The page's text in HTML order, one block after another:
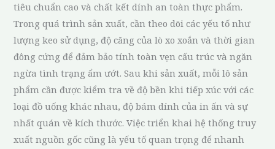
tiêu chuẩn cao và chất kết dính an toàn thực phẩm.
Trong quá trình sản xuất, cần theo dõi các yếu tố như
lượng keo sử dụng, độ căng của lò xo xoắn và thời gian
đông cứng để đảm bảo tính toàn vẹn cấu trúc và ngăn
ngừa tình trạng ẩm ướt. Sau khi sản xuất, mỗi lô sản
phẩm cần được kiểm tra về độ bền khi tiếp xúc với các
loại đồ uống khác nhau, độ bám dính của in ấn và sự
nhất quán về kích thước. Việc triển khai hệ thống truy
xuất nguồn gốc cũng là yếu tố quan trọng để nhanh